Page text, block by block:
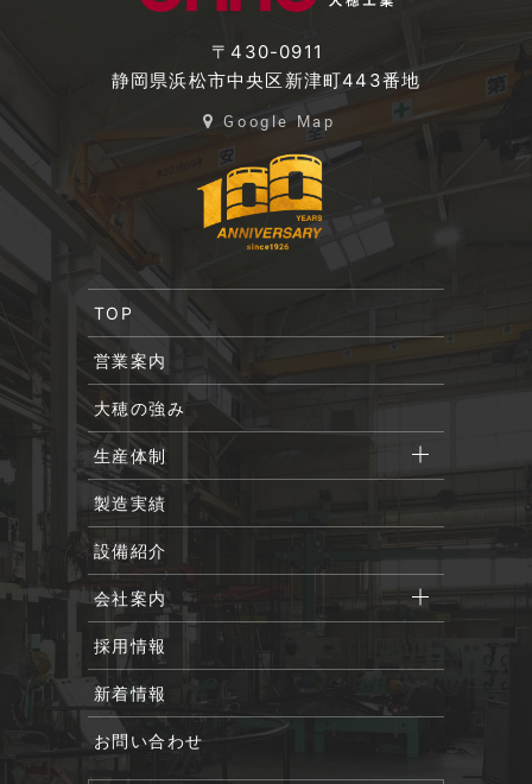
〒430-0911
静岡県浜松市中央区新津町443番地
Google Map
TOP
営業案内
大穂の強み
生産体制
製造実績
設備紹介
会社案内
採用情報
新着情報
お問い合わせ